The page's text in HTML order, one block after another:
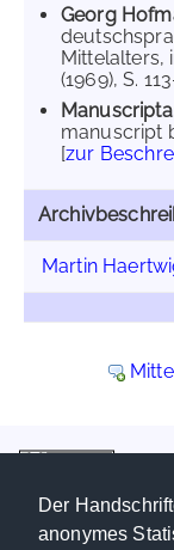
Der
anonymes
Georg
Mittelalters,
(1969), S.
manuscript
[zur
Martin